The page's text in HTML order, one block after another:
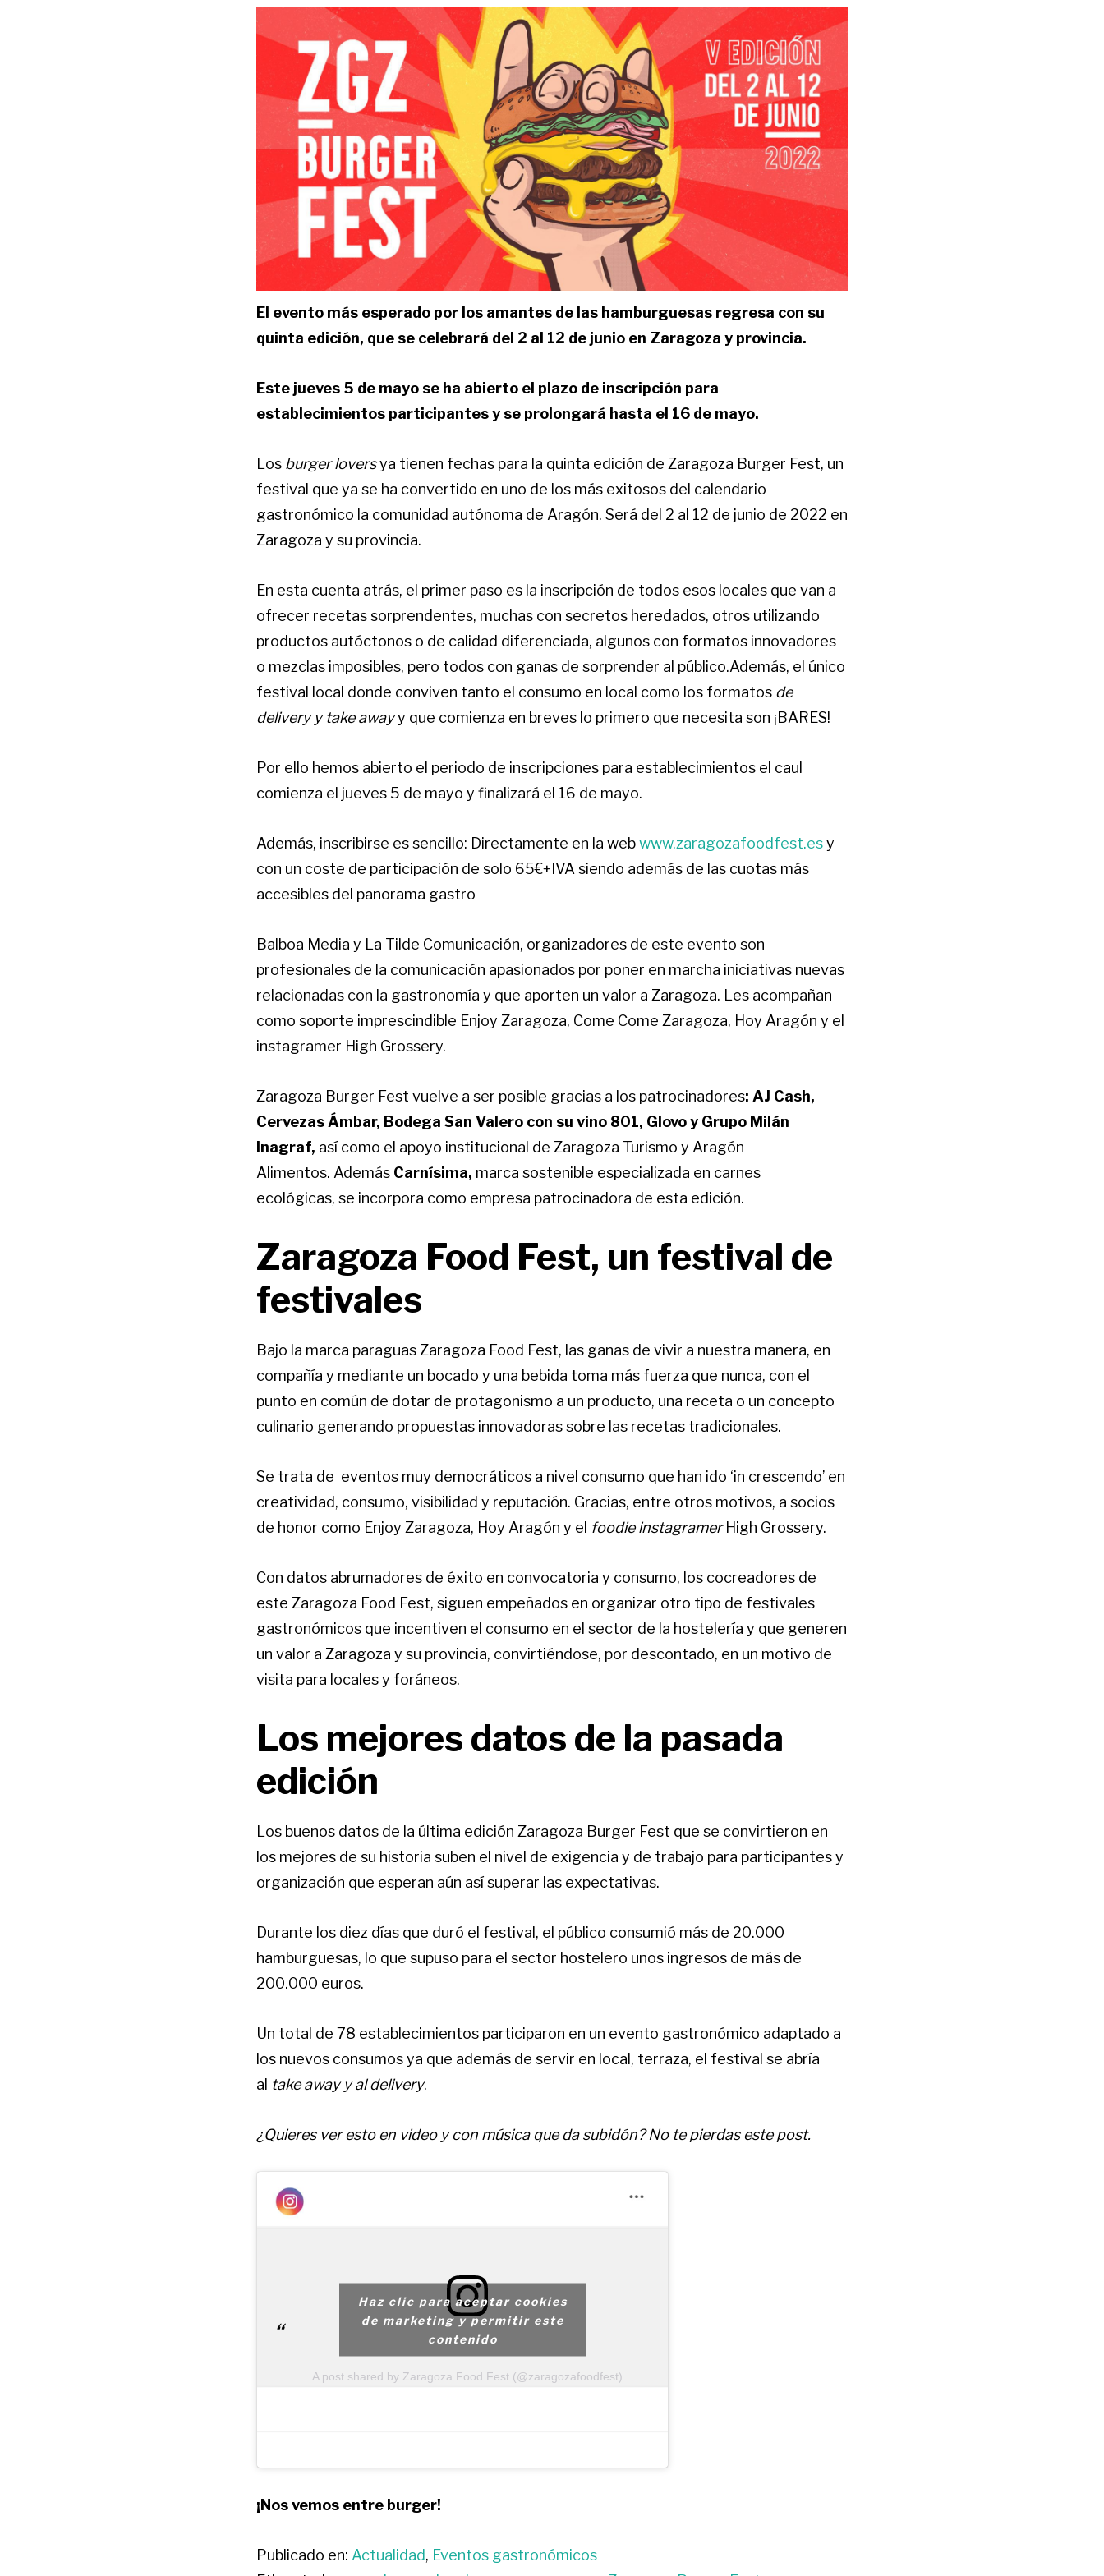
El evento más esperado por los amantes de las hamburguesas regresa con su
quinta edición, que se celebrará del 2 al 12 de junio en Zaragoza y provincia.
Este jueves 5 de mayo se ha abierto el plazo de inscripción para
establecimientos participantes y se prolongará hasta el 16 de mayo.
Los burger loversya tienen fechas para la quinta edición de Zaragoza Burger Fest, un
festival que ya se ha convertido en uno de los más exitosos del calendario
gastronómico la comunidad autónoma de Aragón. Será del 2 al 12 de junio de 2022 en
Zaragoza y su provincia.
En esta cuenta atrás, el primer paso es la inscripción de todos esos locales que van a
ofrecer recetas sorprendentes, muchas con secretos heredados, otros utilizando
productos autóctonos o de calidad diferenciada, algunos con formatos innovadores
o mezclas imposibles, pero todos con ganas de sorprender al público.Además, el único
festival local donde conviven tanto el consumo en local como los formatos de
delivery y take awayy que comienza en breves lo primero que necesita son ¡BARES!
Por ello hemos abierto el periodo de inscripciones para establecimientos el caul
comienza el jueves 5 de mayo y finalizará el 16 de mayo.
Además, inscribirse es sencillo: Directamente en la webwww.zaragozafoodfest.esy
con un coste de participación de solo 65€+IVA siendo además de las cuotas más
accesibles del panorama gastro
Balboa Media y La Tilde Comunicación, organizadores de este evento son
profesionales de la comunicación apasionados por poner en marcha iniciativas nuevas
relacionadas con la gastronomía y que aporten un valor a Zaragoza. Les acompañan
como soporte imprescindible Enjoy Zaragoza, Come Come Zaragoza, Hoy Aragón y el
instagramer High Grossery.
Zaragoza Burger Fest vuelve a ser posible gracias a los patrocinadores: AJ Cash,
Cervezas Ámbar, Bodega San Valero con su vino 801, Glovo y Grupo Milán
Inagraf, así como el apoyo institucional de Zaragoza Turismo y Aragón
Alimentos. Además Carnísima, marca sostenible especializada en carnes
ecológicas, se incorpora como empresa patrocinadora de esta edición.
Zaragoza Food Fest, un festival de
festivales
Bajo la marca paraguas Zaragoza Food Fest, las ganas de vivir a nuestra manera, en
compañía y mediante un bocado y una bebida toma más fuerza que nunca, con el
punto en común de dotar de protagonismo a un producto, una receta o un concepto
culinario generando propuestas innovadoras sobre las recetas tradicionales.
Se trata de eventos muy democráticos a nivel consumo que han ido ‘in crescendo’ en
creatividad, consumo, visibilidad y reputación. Gracias, entre otros motivos, a socios
de honor como Enjoy Zaragoza, Hoy Aragón y el foodie instagramerHigh Grossery.
Con datos abrumadores de éxito en convocatoria y consumo, los cocreadores de
este Zaragoza Food Fest, siguen empeñados en organizar otro tipo de festivales
gastronómicos que incentiven el consumo en el sector de la hostelería y que generen
un valor a Zaragoza y su provincia, convirtiéndose, por descontado, en un motivo de
visita para locales y foráneos.
Los mejores datos de la pasada
edición
Los buenos datos de la última edición Zaragoza Burger Fest que se convirtieron en
los mejores de su historia suben el nivel de exigencia y de trabajo para participantes y
organización que esperan aún así superar las expectativas.
Durante los diez días que duró el festival, el público consumió más de 20.000
hamburguesas, lo que supuso para el sector hostelero unos ingresos de más de
200.000 euros.
Un total de 78 establecimientos participaron en un evento gastronómico adaptado a
los nuevos consumos ya que además de servir en local, terraza, el festival se abría
al take away y al delivery.
¿Quieres ver esto en video y con música que da subidón? No te pierdas este post.
A post shared by Zaragoza Food Fest (@zaragozafoodfest)
Haz clic para aceptar cookies
de marketing y permitir este
contenido
¡Nos vemos entre burger!
Publicado en: Actualidad, Eventos gastronómicos